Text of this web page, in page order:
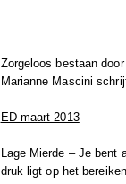
Zorgeloos bestaan
Marianne Mascini
ED maart 2013
Lage Mierde – Je bent
druk ligt op het